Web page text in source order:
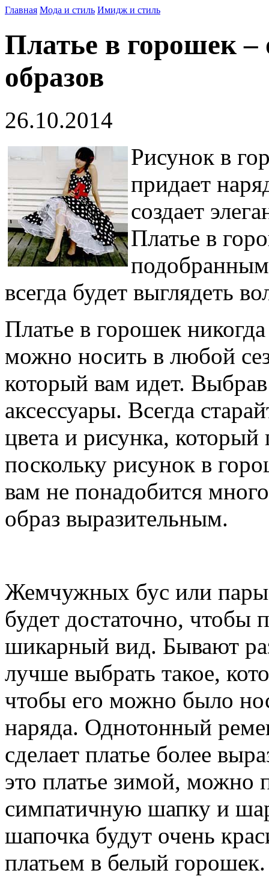
Главная Мода и стиль Имидж и стиль
Платье в горошек –
образов
26.10.2014
Рисунок в
придает
создает
Платье в
всегда будет выглядеть
Платье в горошек
можно носить в любой
который вам идет.
аксессуары. Всегда
цвета и рисунка,
поскольку рисунок в
вам не понадобится
образ выразительным.
Жемчужных бус или пары
будет достаточно, чтобы
шикарный вид. Бывают
лучше выбрать такое,
чтобы его можно было
наряда. Однотонный
сделает платье более
это платье зимой, можно
симпатичную шапку и
шапочка будут очень
платьем в белый горошек.